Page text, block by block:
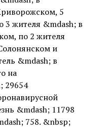
5
3 жителя &mdash; в
по 2 жителя
и
&mdash; в
на
29654
&mdash; 11798
758. &nbsp;